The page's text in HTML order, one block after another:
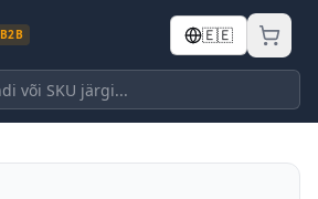
B2B 🇪🇪